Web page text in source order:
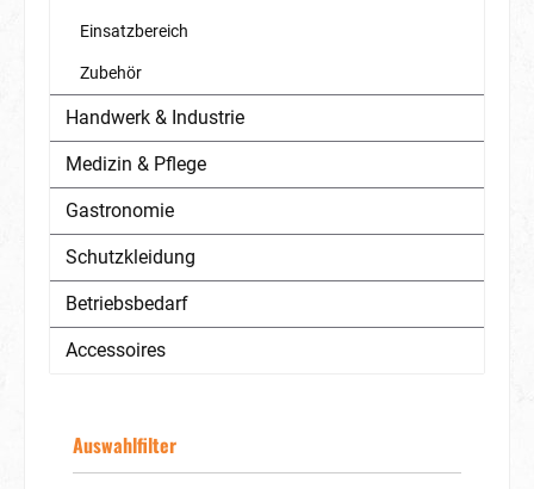
Einsatzbereich
Zubehör
Handwerk & Industrie
Medizin & Pflege
Gastronomie
Schutzkleidung
Betriebsbedarf
Accessoires
Auswahlfilter